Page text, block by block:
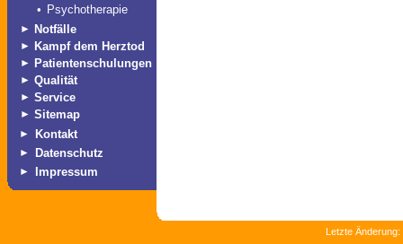
• Psychotherapie
► Notfälle
► Kampf dem Herztod
► Patientenschulungen
► Qualität
► Service
► Sitemap
► Kontakt
► Datenschutz
► Impressum
Letzte